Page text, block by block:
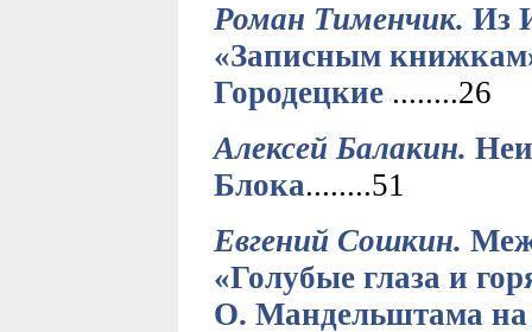
Роман Тименчик. Из
«Записным
Городецкие........26
Алексей Балакин.
Блока........51
Евгений Сошкин.
«Голубые глаза и
О. Мандельштама на